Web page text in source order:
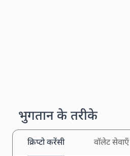
भुगतान के तरीके
क्रिप्टो करेंसी वॉलेट सेवाएँ